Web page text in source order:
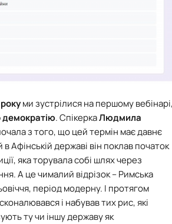
ми зустрілися на першому
демократію. СпікеркаЛюдмила
з того, що цей термін має давнє
Афінській державі він поклав початок
яка торувала собі шлях через
А це чималий відрізок – Римська
період модерну. І протягом
і набував тих рис, які
ту чи іншу державу як